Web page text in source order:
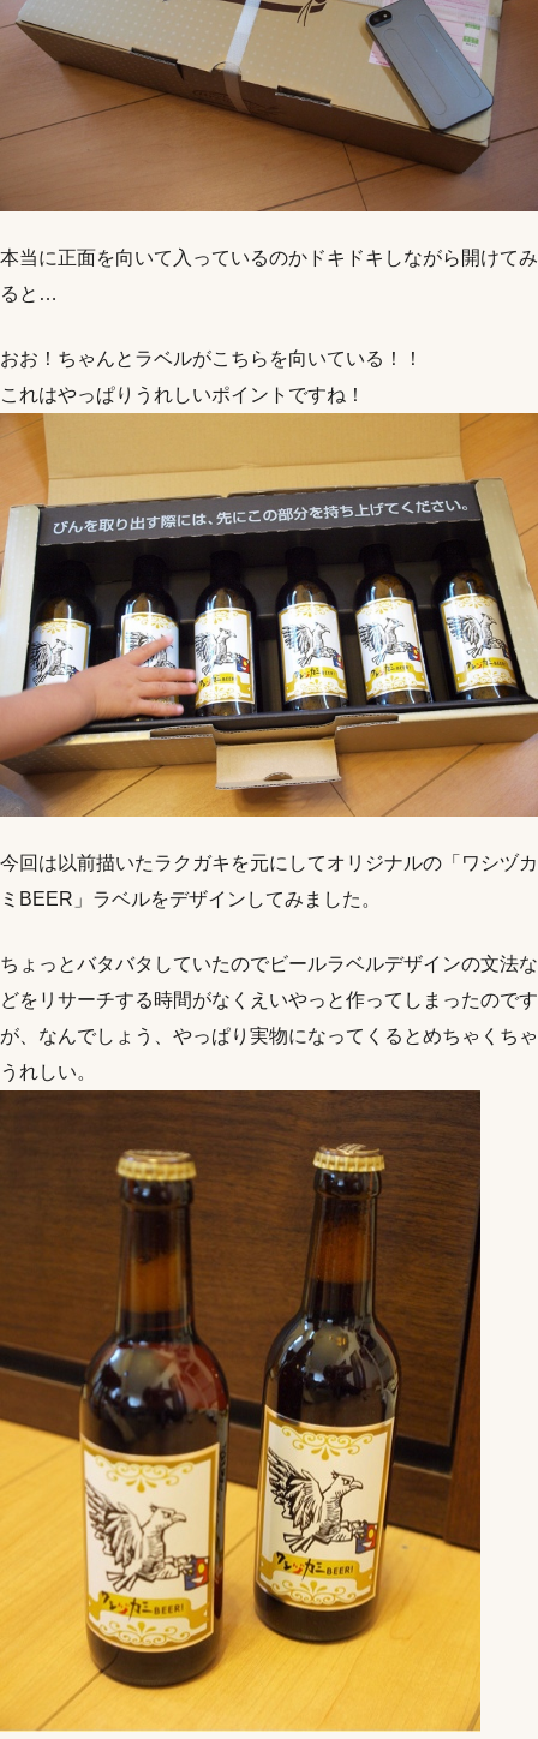
本当に正面を向いて入っているのかドキドキしながら開けてみ
ると…
おお！ちゃんとラベルがこちらを向いている！！
これはやっぱりうれしいポイントですね！
今回は以前描いたラクガキを元にしてオリジナルの「ワシヅカ
ミBEER」ラベルをデザインしてみました。
ちょっとバタバタしていたのでビールラベルデザインの文法な
どをリサーチする時間がなくえいやっと作ってしまったのです
が、なんでしょう、やっぱり実物になってくるとめちゃくちゃ
うれしい。